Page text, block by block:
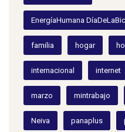
EnergíaHumana
familia hogar
internacional internet
marzo mintrabajo
Neiva panaplus